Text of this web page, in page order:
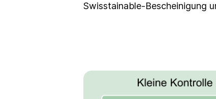
Swisstainable-Bescheinigung